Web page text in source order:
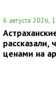
6 августа 2026,
рассказали,
ценами на